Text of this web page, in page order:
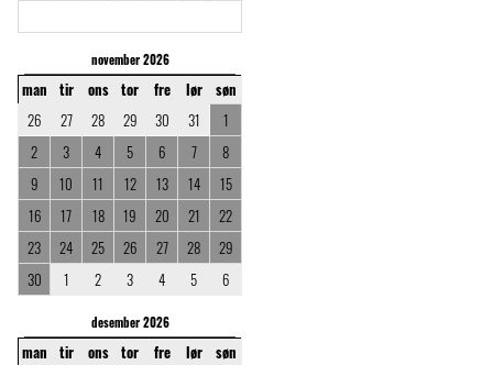
november 2026
man tir ons tor fre lør
søn
26
27 28 29 30 31
1
2
3 4 5 6 7
8
9
10 11 12 13 14
15
16
17 18 19 20 21
22
23
24 25 26 27 28
29
30
1 2 3 4 5 6
desember 2026
man tir ons tor fre lør
søn